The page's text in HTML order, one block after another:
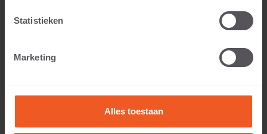
Statistieken
Marketing
Alles toestaan
Gewicht: